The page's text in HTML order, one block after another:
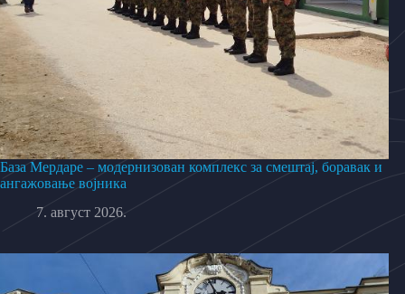
База Мердаре – модернизован комплекс за смештај, боравак и
ангажовање војника
7. август 2026.